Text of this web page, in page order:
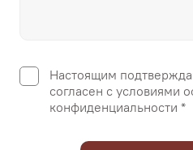
Настоящим
согласен с условиями
конфиденциальности *